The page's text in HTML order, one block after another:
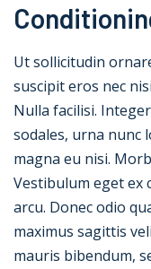
Ut sollicitudin
suscipit eros nec
Nulla facilisi.
sodales, urna nunc
magna eu nisi.
Vestibulum eget ex
arcu. Donec odio
maximus sagittis
mauris bibendum,